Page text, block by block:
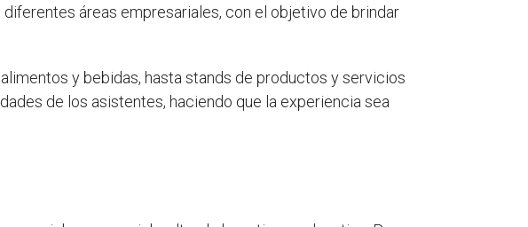
áreas empresariales, con el objetivo de brindar
y bebidas, hasta stands de productos y servicios
de los asistentes, haciendo que la experiencia sea